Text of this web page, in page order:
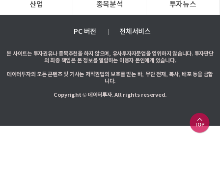
산업 종목분석 투자뉴스
PC 버전 전체서비스
본 사이트는 투자권유나 종목추천을 하지 않으며, 유사투자자문업을 영위하지 않습니다. 투자판단
의 최종 책임은 본 정보를 열람하는 이용자 본인에게 있습니다.
데이터투자의 모든 콘텐츠 및 기사는 저작권법의 보호를 받는 바, 무단 전재, 복사, 배포 등을 금합
니다.
Copyright © 데이터투자. All rights reserved.